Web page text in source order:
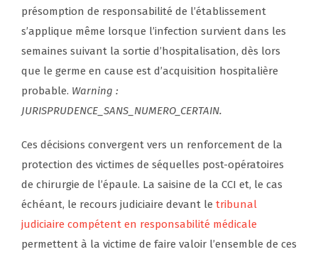
présomption de responsabilité de l’établissement
s’applique même lorsque l’infection survient dans les
semaines suivant la sortie d’hospitalisation, dès lors
que le germe en cause est d’acquisition hospitalière
probable. Warning :
JURISPRUDENCE_SANS_NUMERO_CERTAIN.
Ces décisions convergent vers un renforcement de la
protection des victimes de séquelles post-opératoires
de chirurgie de l’épaule. La saisine de la CCI et, le cas
échéant, le recours judiciaire devant le tribunal
judiciaire compétent en responsabilité médicale
permettent à la victime de faire valoir l’ensemble de ces